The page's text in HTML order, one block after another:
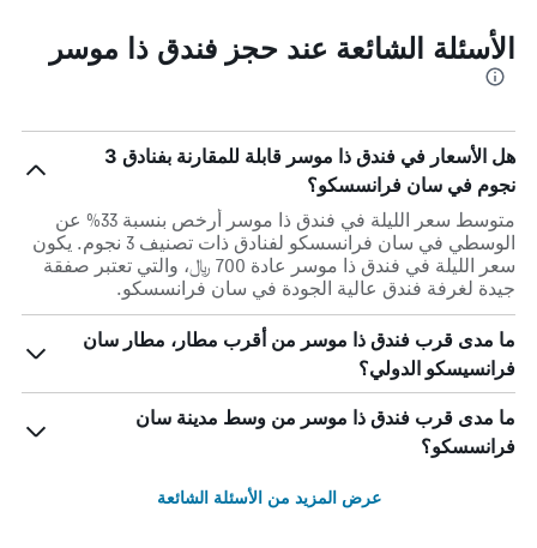
الأسئلة الشائعة عند حجز فندق ذا موسر
هل الأسعار في فندق ذا موسر قابلة للمقارنة بفنادق 3
نجوم في سان فرانسسكو؟
متوسط سعر الليلة في فندق ذا موسر أرخص بنسبة 33% عن
الوسطي في سان فرانسسكو لفنادق ذات تصنيف 3 نجوم. يكون
سعر الليلة في فندق ذا موسر عادة 700 ﷼، والتي تعتبر صفقة
جيدة لغرفة فندق عالية الجودة في سان فرانسسكو.
ما مدى قرب فندق ذا موسر من أقرب مطار، مطار سان
فرانسيسكو الدولي؟
ما مدى قرب فندق ذا موسر من وسط مدينة سان
فرانسسكو؟
عرض المزيد من الأسئلة الشائعة